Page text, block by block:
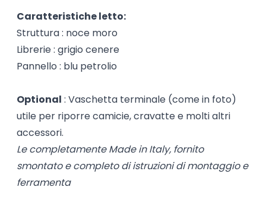
Caratteristiche letto:
Struttura : noce moro
Librerie : grigio cenere
Pannello : blu petrolio
Optional : Vaschetta terminale (come in foto)
utile per riporre camicie, cravatte e molti altri
accessori.
Le completamente Made in Italy, fornito
smontato e completo di istruzioni di montaggio e
ferramenta